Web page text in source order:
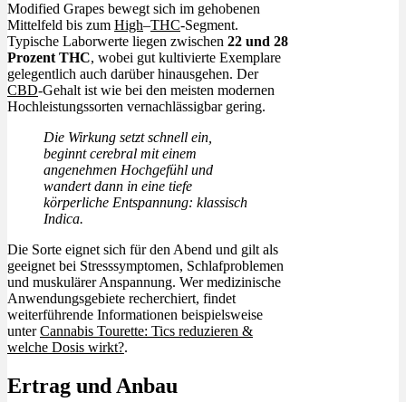
Modified Grapes bewegt sich im gehobenen
Mittelfeld bis zum High–THC-Segment.
Typische Laborwerte liegen zwischen 22 und 28
Prozent THC, wobei gut kultivierte Exemplare
gelegentlich auch darüber hinausgehen. Der
CBD-Gehalt ist wie bei den meisten modernen
Hochleistungssorten vernachlässigbar gering.
Die Wirkung setzt schnell ein,
beginnt cerebral mit einem
angenehmen Hochgefühl und
wandert dann in eine tiefe
körperliche Entspannung: klassisch
Indica.
Die Sorte eignet sich für den Abend und gilt als
geeignet bei Stresssymptomen, Schlafproblemen
und muskulärer Anspannung. Wer medizinische
Anwendungsgebiete recherchiert, findet
weiterführende Informationen beispielsweise
unterCannabis Tourette: Tics reduzieren &
welche Dosis wirkt?.
Ertrag und Anbau